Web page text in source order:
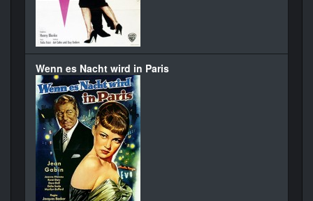
Wenn es Nacht wird in Paris